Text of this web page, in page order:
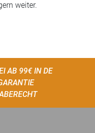
weiter.
AB 99€ IN DE